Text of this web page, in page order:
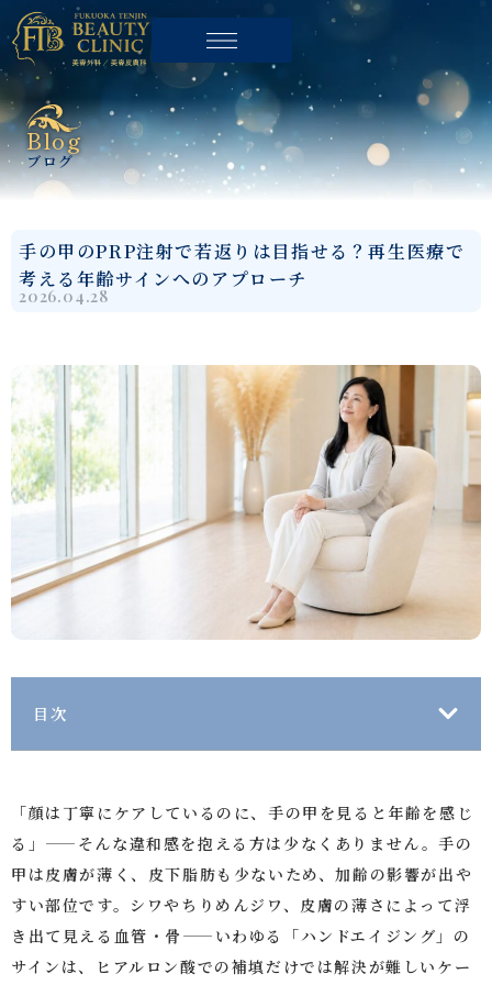
Blog
ブログ
手の甲のPRP注射で若返りは目指せる？再生医療で
考える年齢サインへのアプローチ
2026.04.28
目次
「顔は丁寧にケアしているのに、手の甲を見ると年齢を感じ
る」——そんな違和感を抱える方は少なくありません。手の
甲は皮膚が薄く、皮下脂肪も少ないため、加齢の影響が出や
すい部位です。シワやちりめんジワ、皮膚の薄さによって浮
き出て見える血管・骨——いわゆる「ハンドエイジング」の
サインは、ヒアルロン酸での補填だけでは解決が難しいケー